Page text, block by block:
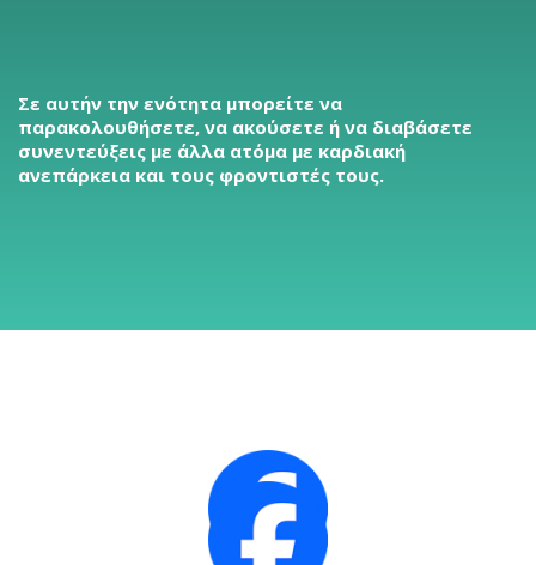
Σε αυτήν την ενότητα μπορείτε να
παρακολουθήσετε, να ακούσετε ή να διαβάσετε
συνεντεύξεις με άλλα ατόμα με καρδιακή
ανεπάρκεια και τους φροντιστές τους.